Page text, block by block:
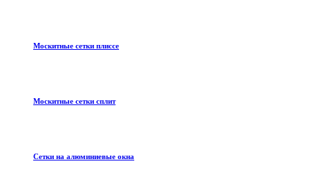
Москитные сетки плиссе
Москитные сетки сплит
Сетки на алюминиевые окна